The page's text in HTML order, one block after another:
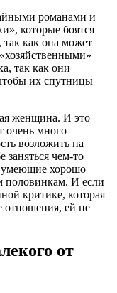
романами и
которые боятся
как она может
так как они
их спутницы
женщина. И это
очень много
возложить на
заняться чем-то
хорошо
половинкам. И если
критике, которая
отношения, ей не
от